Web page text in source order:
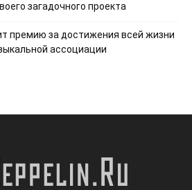
загадочного проекта
премию за достижения всей жизни
ассоциации